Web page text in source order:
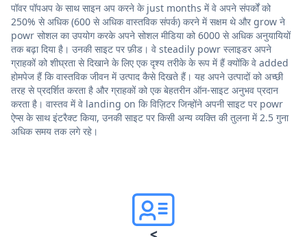
पॉवर पॉपअप के साथ साइन अप करने के just months में वे अपने संपर्कों को
250% से अधिक (600 से अधिक वास्तविक संपर्क) करने में सक्षम थे और grow ने
powr सोशल का उपयोग करके अपने सोशल मीडिया को 6000 से अधिक अनुयायियों
तक बढ़ा दिया है। उनकी साइट पर फ़ीड। वे steadily powr स्लाइडर अपने
ग्राहकों को शीघ्रता से दिखाने के लिए एक दृश्य तरीके के रूप में हैं क्योंकि वे added
होमपेज हैं कि वास्तविक जीवन में उत्पाद कैसे दिखते हैं। यह अपने उत्पादों को अच्छी
तरह से प्रदर्शित करता है और ग्राहकों को एक बेहतरीन ऑन-साइट अनुभव प्रदान
करता है। वास्तव में वे landing on कि विज़िटर जिन्होंने अपनी साइट पर powr
ऐप्स के साथ इंटरैक्ट किया, उनकी साइट पर किसी अन्य व्यक्ति की तुलना में 2.5 गुना
अधिक समय तक लगे रहे।